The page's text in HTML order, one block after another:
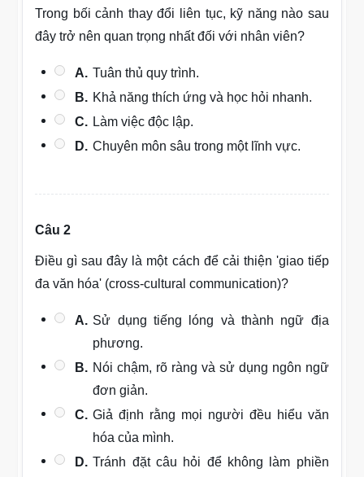
Trong bối cảnh thay đổi liên tục, kỹ năng nào sau
đây trở nên quan trọng nhất đối với nhân viên?
A. Tuân thủ quy trình.
B. Khả năng thích ứng và học hỏi nhanh.
C. Làm việc độc lập.
D. Chuyên môn sâu trong một lĩnh vực.
Câu 2
Điều gì sau đây là một cách để cải thiện 'giao tiếp
đa văn hóa' (cross-cultural communication)?
A. Sử dụng tiếng lóng và thành ngữ địa
phương.
B. Nói chậm, rõ ràng và sử dụng ngôn ngữ
đơn giản.
C. Giả định rằng mọi người đều hiểu văn
hóa của mình.
D. Tránh đặt câu hỏi để không làm phiền